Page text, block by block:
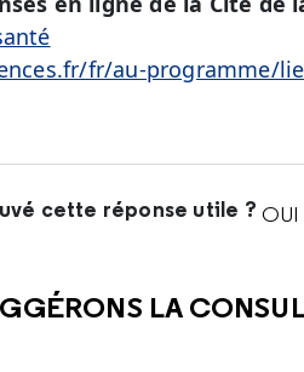
fr/au-programme/
cette réponse utile ? OUI
LA